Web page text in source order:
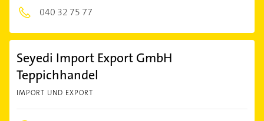
040 32 75 77
Seyedi Import Export GmbH
Teppichhandel
IMPORT UND EXPORT